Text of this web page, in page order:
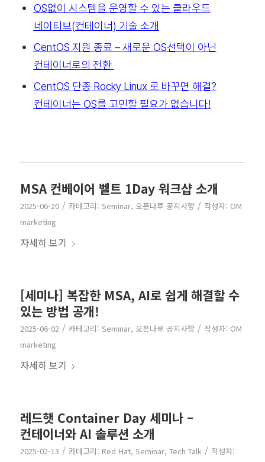
OS없이 시스템을 운영할 수 있는 클라우드
네이티브(컨테이너) 기술 소개
CentOS 지원 종료 – 새로운 OS선택이 아닌
컨테이너로의 전환
CentOS 단종 Rocky Linux 로 바꾸면 해결?
컨테이너는 OS를 고민할 필요가 없습니다!
MSA 컨베이어 벨트 1Day 워크샵 소개
2025-06-20 / 카테고리: Seminar, 오픈나루 공지사항 / 작성자: OM
marketing
자세히 보기
[세미나] 복잡한 MSA, AI로 쉽게 해결할 수
있는 방법 공개!
2025-06-02 / 카테고리: Seminar, 오픈나루 공지사항 / 작성자: OM
marketing
자세히 보기
레드햇 Container Day 세미나 –
컨테이너와 AI 솔루션 소개
2025-02-13 / 카테고리: Red Hat, Seminar, Tech Talk / 작성자: